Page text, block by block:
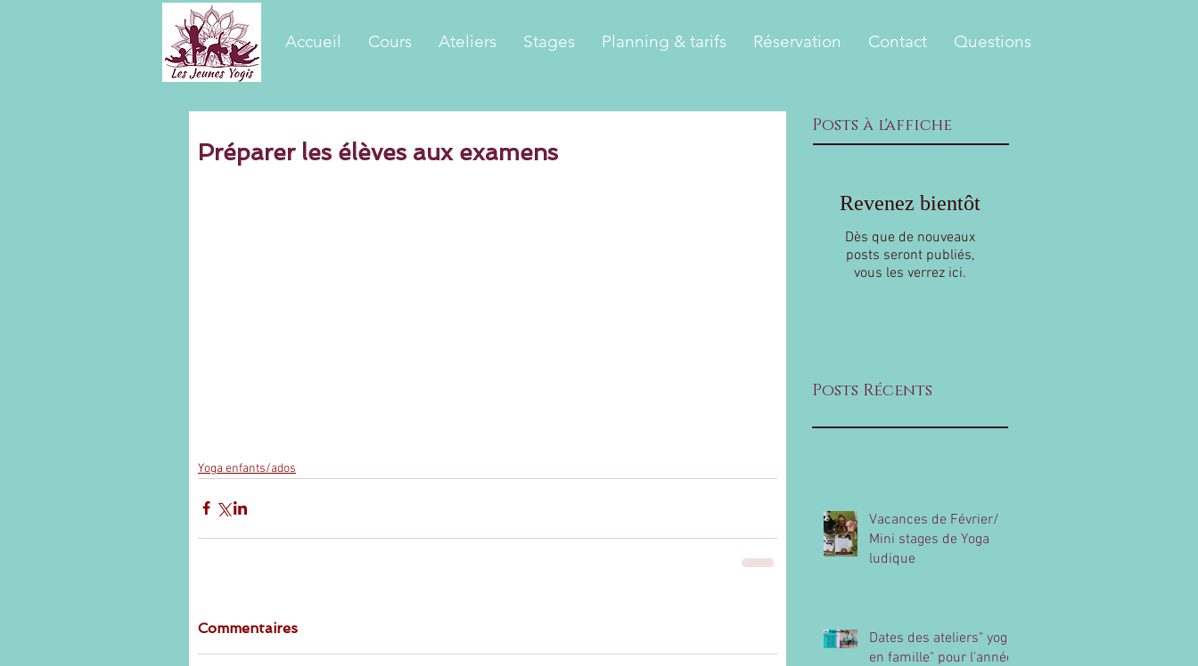
Accueil Cours Ateliers Stages Planning & tarifs Réservation Contact Questions
Préparer les élèves aux examens
Yoga enfants/ados
Commentaires
Posts à l'affiche
Revenez bientôt
Dès que de nouveaux
posts seront publiés,
vous les verrez ici.
Posts Récents
Vacances de Février/
Mini stages de Yoga
ludique
Dates des ateliers" yoga
en famille" pour l'année